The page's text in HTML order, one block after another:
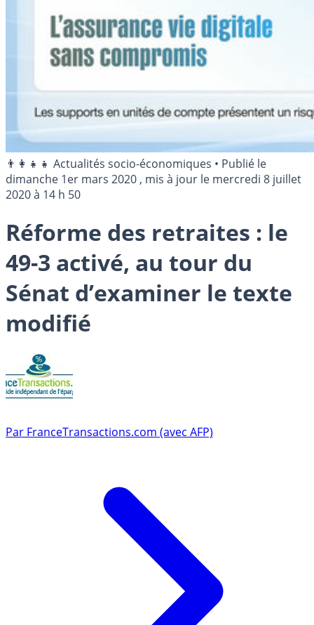
👨‍👩‍👧‍👧 Actualités socio-économiques • Publié le
dimanche 1er mars 2020 , mis à jour le mercredi 8 juillet
2020 à 14 h 50
Réforme des retraites : le
49-3 activé, au tour du
Sénat d’examiner le texte
modifié
Par FranceTransactions.com (avec AFP)